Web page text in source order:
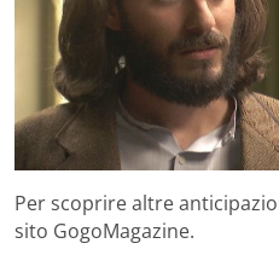
Per scoprire altre
sito GogoMagazine.